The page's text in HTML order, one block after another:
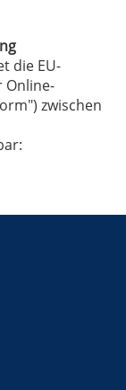
die EU-
Online-
zwischen